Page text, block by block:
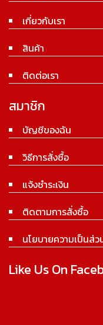
เกี่ยวกับเรา
สินค้า
ติดต่อเรา
สมาชิก
บัญชีของฉัน
วิธีการสั่งซื้อ
แจ้งชำระเงิน
ติดตามการสั่งซื้อ
นโยบายความเป็นส่
Like Us On